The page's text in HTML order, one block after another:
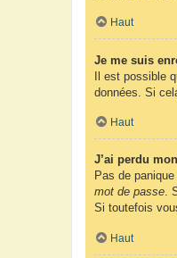
Haut
Je me suis
Il est possible
données. Si
Haut
J’ai perdu
Pas de
mot de passe.
Si toutefois
Haut